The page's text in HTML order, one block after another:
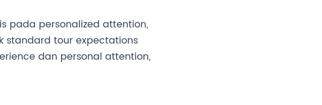
pada personalized attention,
standard tour expectations
dan personal attention,